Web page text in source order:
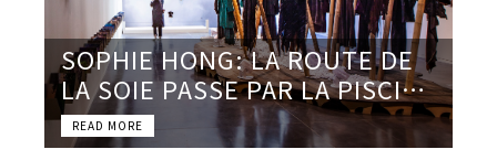
SOPHIE HONG: LA ROUTE DE
LA SOIE PASSE PAR LA PISCINE
DE ROUBAIX